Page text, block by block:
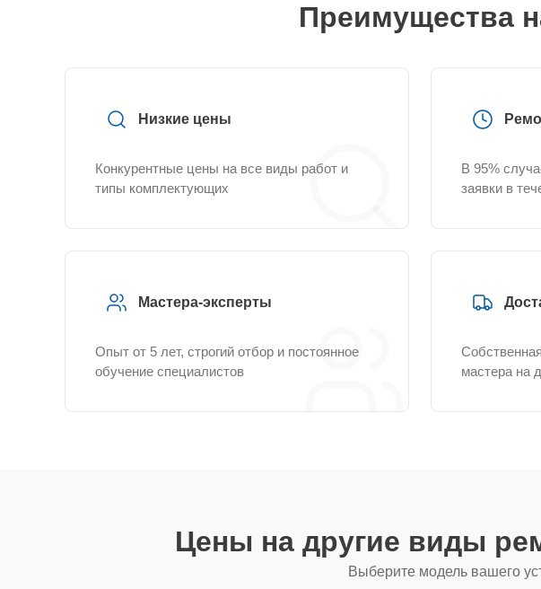
Преимущества
Низкие цены
Конкурентные цены на все виды работ и
типы комплектующих
В 95%
заявки в
Мастера-эксперты
Опыт от 5 лет, строгий отбор и постоянное
обучение специалистов
мастера на
Цены на другие виды
Выберите модель вашего